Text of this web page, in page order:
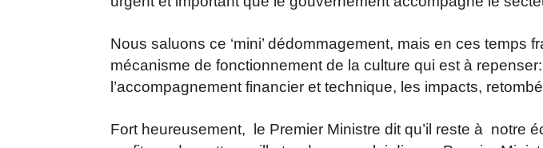
Nous saluons ce ‘mini’ dédommagement, mais en ces temps
mécanisme de fonctionnement de la culture qui est à repenser:
l’accompagnement financier et technique, les impacts,
Fort heureusement, le Premier Ministre dit qu’il reste à notre